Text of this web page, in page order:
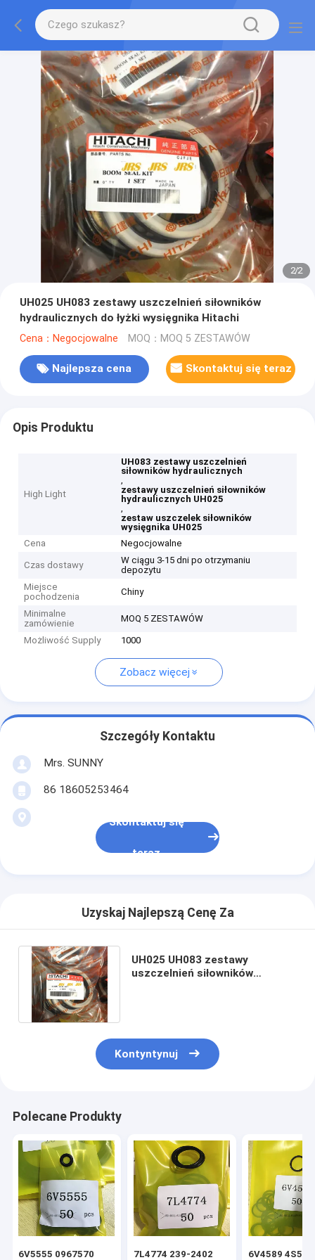
2/2
UH025 UH083 zestawy uszczelnień siłowników
hydraulicznych do łyżki wysięgnika Hitachi
Cena：Negocjowalne MOQ：MOQ 5 ZESTAWÓW
Najlepsza cena Skontaktuj się teraz
Opis Produktu
High Light
UH083 zestawy uszczelnień
siłowników hydraulicznych
,
zestawy uszczelnień siłowników
hydraulicznych UH025
,
zestaw uszczelek siłowników
wysięgnika UH025
Cena
Negocjowalne
Czas dostawy
W ciągu 3-15 dni po otrzymaniu
depozytu
Miejsce
pochodzenia
Chiny
Minimalne
zamówienie
MOQ 5 ZESTAWÓW
Możliwość Supply 1000
Zobacz więcej
Szczegóły Kontaktu
Mrs. SUNNY
86 18605253464
Skontaktuj się
teraz
Uzyskaj Najlepszą Cenę Za
UH025 UH083 zestawy
uszczelnień siłowników
Kontyntynuj
Polecane Produkty
6V5555 0967570
7L4774 239-2402
6V4589